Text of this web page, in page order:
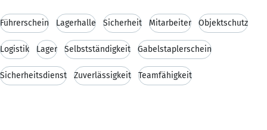
Führerschein Lagerhalle Sicherheit Mitarbeiter Objektschutz
Logistik Lager Selbstständigkeit Gabelstaplerschein
Sicherheitsdienst Zuverlässigkeit Teamfähigkeit